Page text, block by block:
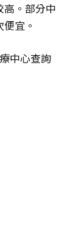
高。部分中
宜。
中心查詢